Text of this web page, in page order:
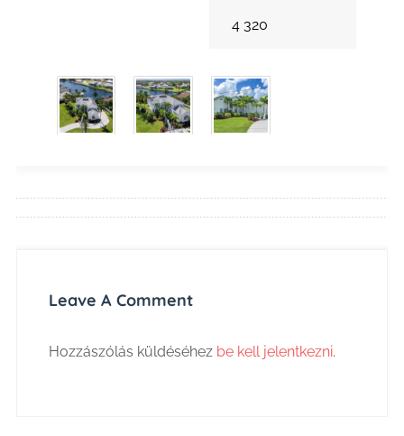
4 320
Leave A Comment
Hozzászólás küldéséhez be kell jelentkezni.